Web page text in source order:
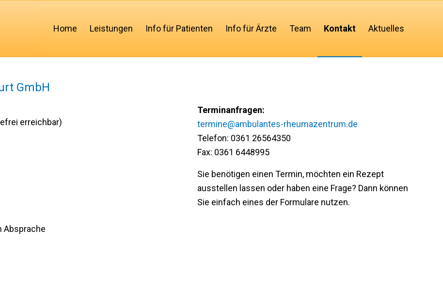
Home Leistungen Info für Patienten Info für Ärzte Team Kontakt Aktuelles
GmbH
erreichbar)
Absprache
Terminanfragen:
termine@ambulantes-rheumazentrum.de
Telefon: 0361 26564350
Fax: 0361 6448995
Sie benötigen einen Termin, möchten ein Rezept
ausstellen lassen oder haben eine Frage? Dann können
Sie einfach eines der Formulare nutzen.